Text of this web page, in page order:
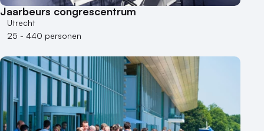
Jaarbeurs congrescentrum
Utrecht
25 - 440 personen